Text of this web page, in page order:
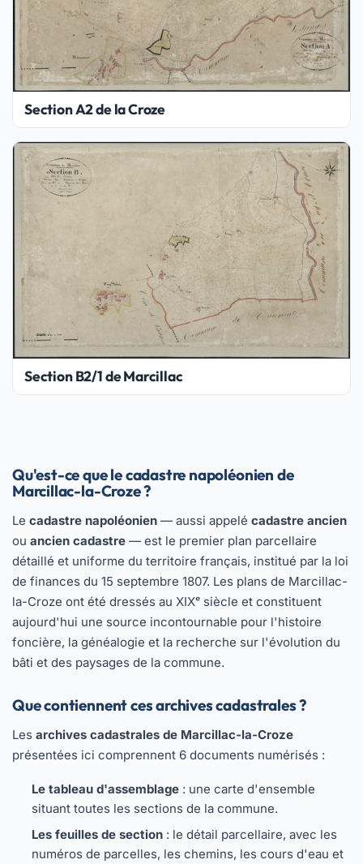
Section A2 de la Croze
Section B2/1 de Marcillac
Qu'est-ce que le cadastre napoléonien de
Marcillac-la-Croze ?
Le cadastre napoléonien — aussi appelé cadastre ancien
ou ancien cadastre — est le premier plan parcellaire
détaillé et uniforme du territoire français, institué par la loi
de finances du 15 septembre 1807. Les plans de Marcillac-
la-Croze ont été dressés au XIXᵉ siècle et constituent
aujourd'hui une source incontournable pour l'histoire
foncière, la généalogie et la recherche sur l'évolution du
bâti et des paysages de la commune.
Que contiennent ces archives cadastrales ?
Les archives cadastrales de Marcillac-la-Croze
présentées ici comprennent 6 documents numérisés :
Le tableau d'assemblage : une carte d'ensemble
situant toutes les sections de la commune.
Les feuilles de section : le détail parcellaire, avec les
numéros de parcelles, les chemins, les cours d'eau et